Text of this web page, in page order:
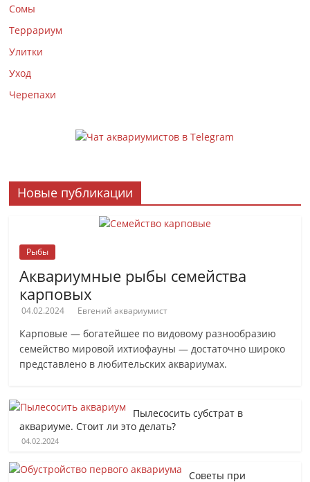
Сомы
Террариум
Улитки
Уход
Черепахи
Новые публикации
Рыбы
Аквариумные рыбы семейства
карповых
04.02.2024 Евгений аквариумист
Карповые — богатейшее по видовому разнообразию
семейство мировой ихтиофауны — достаточно широко
представлено в любительских аквариумах.
Пылесосить субстрат в
аквариуме. Стоит ли это делать?
04.02.2024
Советы при